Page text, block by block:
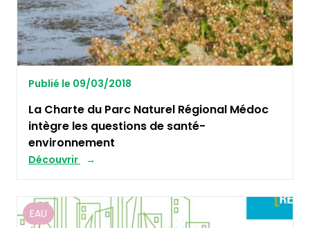
Publié le 09/03/2018
La Charte du Parc Naturel Régional Médoc
intègre les questions de santé-
environnement
Découvrir
EAU